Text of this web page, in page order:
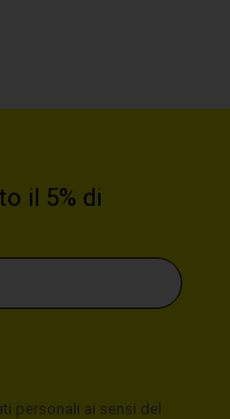
il 5% di
personali ai sensi del